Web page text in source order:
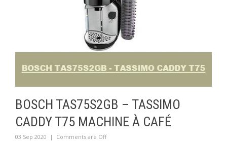
BOSCH TAS75S2GB – TASSIMO
CADDY T75 MACHINE À CAFÉ
03 Sep 2020 | Comments are Off